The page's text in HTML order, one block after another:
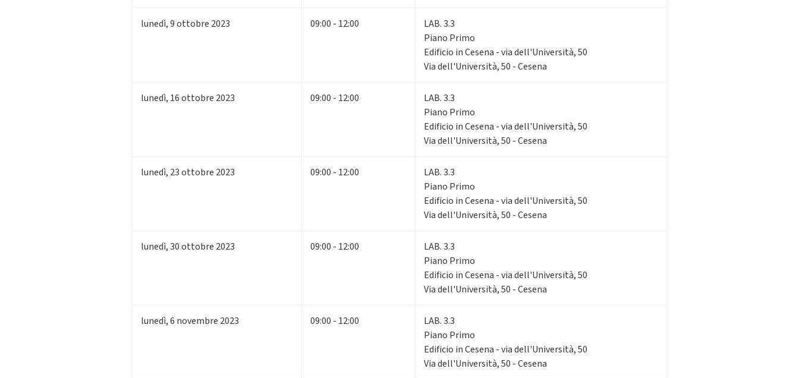
lunedì,9ottobre 2023 09:00 - 12:00
LAB. 3.3
Piano Primo
Edificio in Cesena - via dell'Università, 50
Via dell'Università, 50 - Cesena
lunedì, 16ottobre 2023 09:00 - 12:00
LAB. 3.3
Piano Primo
Edificio in Cesena - via dell'Università, 50
Via dell'Università, 50 - Cesena
lunedì, 23ottobre 2023 09:00 - 12:00
LAB. 3.3
Piano Primo
Edificio in Cesena - via dell'Università, 50
Via dell'Università, 50 - Cesena
lunedì,30ottobre 2023 09:00 - 12:00
LAB. 3.3
Piano Primo
Edificio in Cesena - via dell'Università, 50
Via dell'Università, 50 - Cesena
lunedì,6 novembre 2023 09:00 - 12:00
LAB. 3.3
Piano Primo
Edificio in Cesena - via dell'Università, 50
Via dell'Università, 50 - Cesena